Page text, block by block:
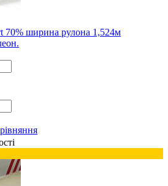
70% ширина рулона 1,524м